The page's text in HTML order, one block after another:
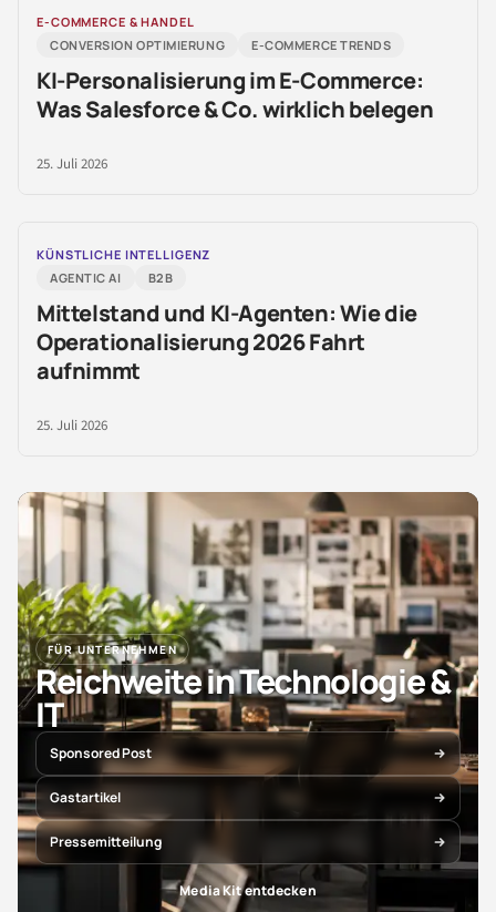
E-COMMERCE & HANDEL
CONVERSION OPTIMIERUNG
E-COMMERCE TRENDS
KI-Personalisierung im E-Commerce:
Was Salesforce & Co. wirklich belegen
25. Juli 2026
KÜNSTLICHE INTELLIGENZ
AGENTIC AI
B2B
Mittelstand und KI-Agenten: Wie die
Operationalisierung 2026 Fahrt
aufnimmt
25. Juli 2026
FÜR UNTERNEHMEN
Reichweite in Technologie &
IT
Sponsored Post
Gastartikel
Pressemitteilung
Media Kit entdecken